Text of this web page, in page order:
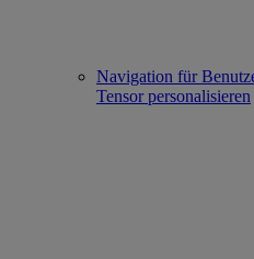
Navigation für
Tensor personalisieren